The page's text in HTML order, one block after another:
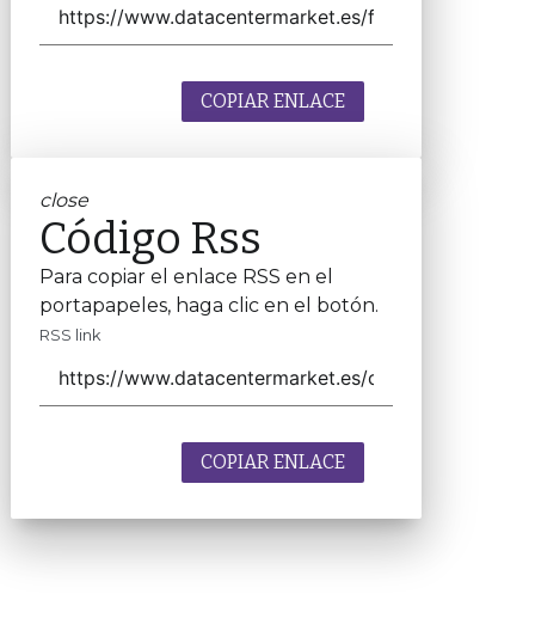
COPIAR ENLACE
close
Código Rss
Para copiar el enlace RSS en el
portapapeles, haga clic en el botón.
RSS link
COPIAR ENLACE